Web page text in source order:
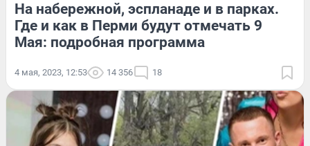
На набережной, эспланаде и в парках.
Где и как в Перми будут отмечать 9
Мая: подробная программа
4 мая, 2023, 12:53 14 356 18